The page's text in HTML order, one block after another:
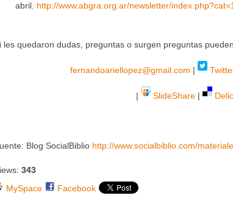
abril. http://www.abgra.org.ar/newsletter/
les quedaron dudas, preguntas o surgen preguntas
fernandoariellopez@gmail.com |
| SlideShare|
Blog SocialBiblio http://www.socialbiblio.com/
343
MySpace
Facebook